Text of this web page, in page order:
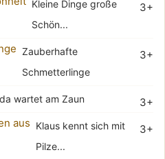
3+
Kleine Dinge große
Schön...
3+
Zauberhafte
Schmetterlinge
3+
wartet am Zaun
3+
Klaus kennt sich mit
Pilze...